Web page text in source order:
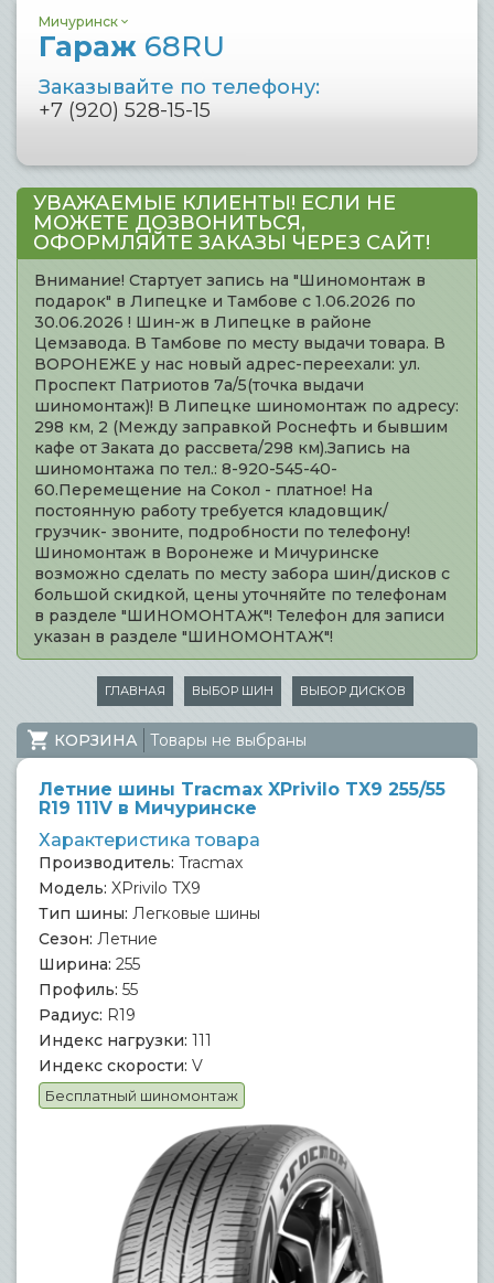
Мичуринск
Гараж 68RU
Заказывайте по телефону:
+7 (920) 528-15-15
УВАЖАЕМЫЕ КЛИЕНТЫ! ЕСЛИ НЕ
МОЖЕТЕ ДОЗВОНИТЬСЯ,
ОФОРМЛЯЙТЕ ЗАКАЗЫ ЧЕРЕЗ САЙТ!
Внимание! Стартует запись на "Шиномонтаж в
подарок" в Липецке и Тамбове с 1.06.2026 по
30.06.2026 ! Шин-ж в Липецке в районе
Цемзавода. В Тамбове по месту выдачи товара. В
ВОРОНЕЖЕ у нас новый адрес-переехали: ул.
Проспект Патриотов 7а/5(точка выдачи
шиномонтаж)! В Липецке шиномонтаж по адресу:
298 км, 2 (Между заправкой Роснефть и бывшим
кафе от Заката до рассвета/298 км).Запись на
шиномонтажа по тел.: 8-920-545-40-
60.Перемещение на Сокол - платное! На
постоянную работу требуется кладовщик/
грузчик- звоните, подробности по телефону!
Шиномонтаж в Воронеже и Мичуринске
возможно сделать по месту забора шин/дисков с
большой скидкой, цены уточняйте по телефонам
в разделе "ШИНОМОНТАЖ"! Телефон для записи
указан в разделе "ШИНОМОНТАЖ"!
ГЛАВНАЯ ВЫБОР ШИН ВЫБОР ДИСКОВ
КОРЗИНА Товары не выбраны
Летние шины Tracmax XPrivilo TX9 255/55
R19 111V в Мичуринске
Характеристика товара
Производитель: Tracmax
Модель: XPrivilo TX9
Тип шины: Легковые шины
Сезон: Летние
Ширина: 255
Профиль: 55
Радиус: R19
Индекс нагрузки: 111
Индекс скорости: V
Бесплатный шиномонтаж